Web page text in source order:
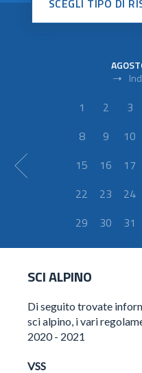
1 2 3
8
9 10
15
16 17
22
23 24
29
30 31
SCI ALPINO
Di seguito trovate
sci alpino, i vari
2020 - 2021
VSS